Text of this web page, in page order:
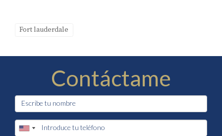
Fort lauderdale
Contáctame